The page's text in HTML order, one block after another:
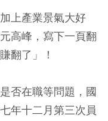
上產業景氣大好
高峰，寫下一頁翻
翻了」！
否在職等問題，國
年十二月第三次員